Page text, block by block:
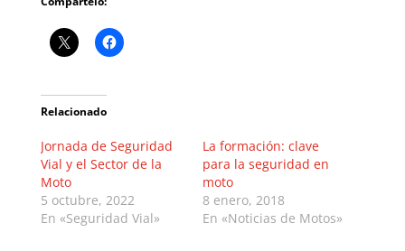
Relacionado
Jornada de Seguridad
Vial y el Sector de la
Moto
5 octubre, 2022
En «Seguridad Vial»
La formación: clave
para la seguridad en
moto
8 enero, 2018
En «Noticias de Motos»